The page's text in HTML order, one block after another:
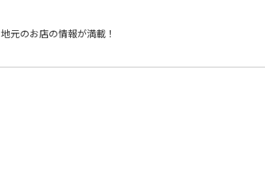
地元のお店の情報が満載！